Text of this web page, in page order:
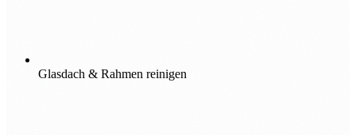
Glasdach & Rahmen reinigen